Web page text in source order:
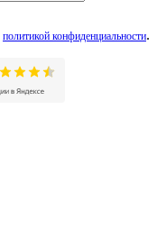
политикой конфиденциальности.